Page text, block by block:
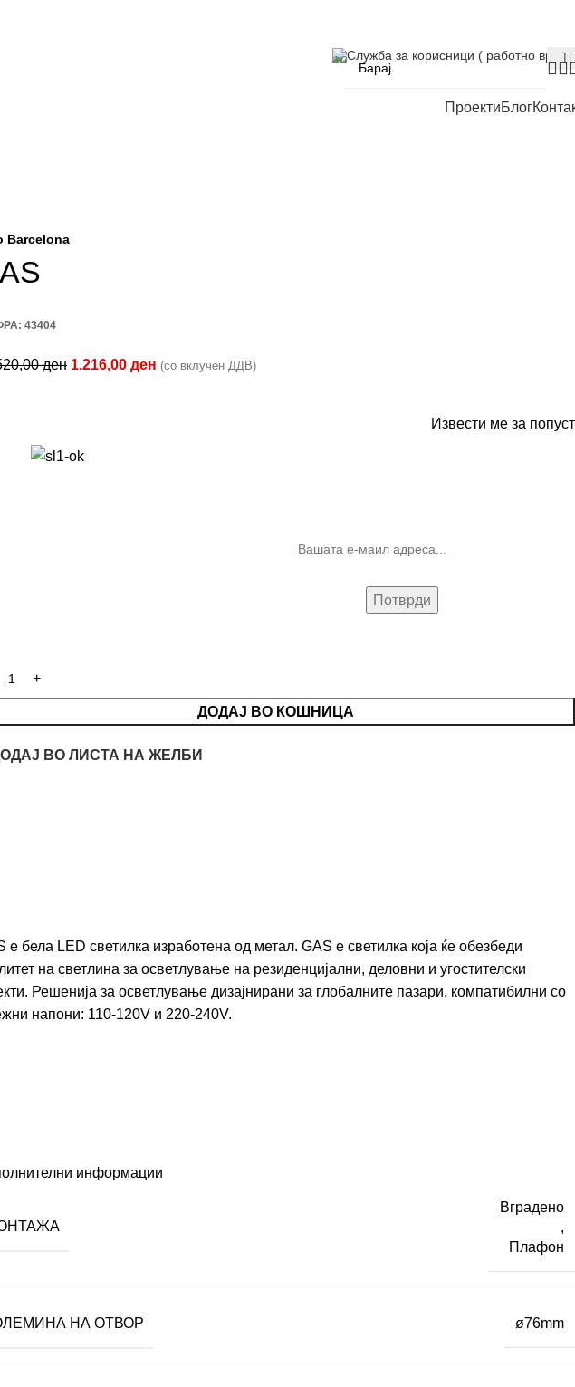
Служба за корисници ( работно
ПроектиБлог
Barcelona
43404
ден 1.216,00 ден (со вклучен ДДВ)
Извести ме за попуст
ДОДАЈ ВО КОШНИЦА
ВО ЛИСТА НА ЖЕЛБИ
е бела LED светилка изработена од метал. GAS е светилка која ќе обезбеди
на светлина за осветлување на резиденцијални, деловни и угостителски
Решенија за осветлување дизајнирани за глобалните пазари, компатибилни со
напони: 110-120V и 220-240V.
информации
Вградено
,
Плафон
НА ОТВОР ø76mm